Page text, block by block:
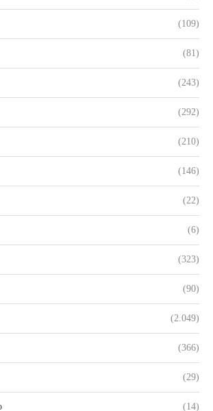
(109)
(81)
(243)
(292)
(210)
(146)
(22)
(6)
(323)
(90)
(2.049)
(366)
(29)
(14)